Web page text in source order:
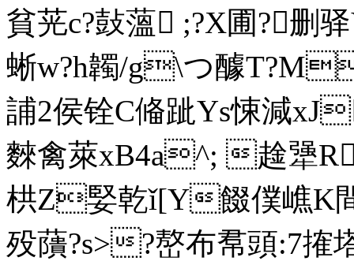
貧茪c?鼔薀 ;?X圃?删
蜥 w?h韣/g\つ醵
誧2侯铨C偹跐Ys悚減
麳禽萊xB4a^; 趛犟
栱Z婜乾ǐ[Y餟僕嶕K間
殁藬?s>?嶅布帬頭:7搉